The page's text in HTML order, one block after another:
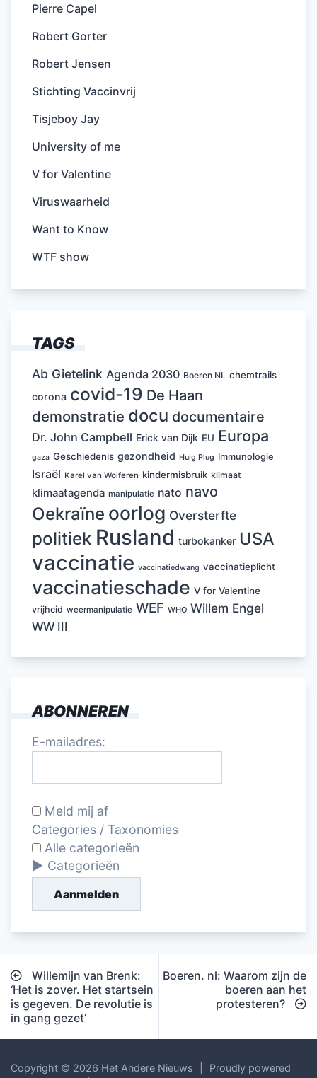
Pierre Capel
Robert Gorter
Robert Jensen
Stichting Vaccinvrij
Tisjeboy Jay
University of me
V for Valentine
Viruswaarheid
Want to Know
WTF show
TAGS
Ab Gietelink Agenda 2030 Boeren NL chemtrails
corona covid-19 De Haan
demonstratie docu documentaire
Dr. John Campbell Erick van Dijk EU Europa
gaza Geschiedenis gezondheid Huig Plug Immunologie
Israël Karel van Wolferen kindermisbruik klimaat
klimaatagenda manipulatie nato navo
Oekraïne oorlog Oversterfte
politiek Rusland turbokanker USA
vaccinatie vaccinatiedwang vaccinatieplicht
vaccinatieschade V for Valentine
vrijheid weermanipulatie WEF WHO Willem Engel
WW III
ABONNEREN
E-mailadres:
Meld mij af
Categories / Taxonomies
Alle categorieën
Categorieën
Aanmelden
Bericht
navigatie
Willemijn van Brenk:
‘Het is zover. Het startsein
is gegeven. De revolutie is
in gang gezet’
Boeren. nl: Waarom zijn de
boeren aan het
protesteren?
Copyright © 2026 Het Andere Nieuws
Proudly powered